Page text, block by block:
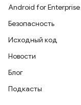
Android for Enterprise
Безопасность
Исходный код
Новости
Блог
Подкасты